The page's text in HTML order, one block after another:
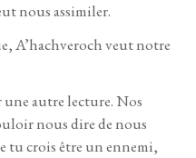
nous assimiler.
A’hachveroch veut notre
autre lecture. Nos
nous dire de nous
tu crois être un ennemi,